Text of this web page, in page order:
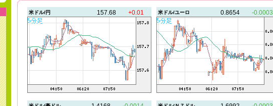
米ドル/円 157.68 +0.01 米ドル/ユーロ 0.8654 -0.0003